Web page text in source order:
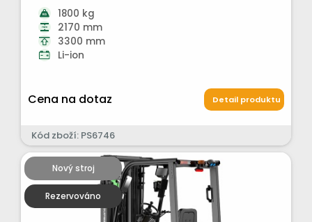
1800 kg
2170 mm
3300 mm
Li-ion
Cena na dotaz Detail produktu
Kód zboží: PS6746
Nový stroj
Rezervováno